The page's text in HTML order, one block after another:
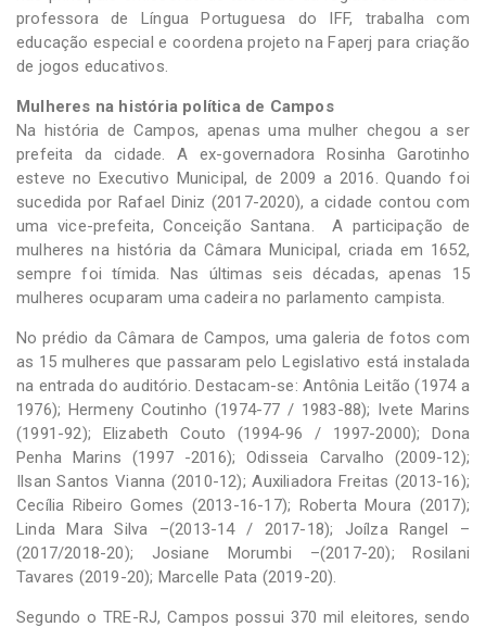
professora de Língua Portuguesa do IFF, trabalha com
educação especial e coordena projeto na Faperj para criação
de jogos educativos.
Mulheres na história política de Campos
Na história de Campos, apenas uma mulher chegou a ser
prefeita da cidade. A ex-governadora Rosinha Garotinho
esteve no Executivo Municipal, de 2009 a 2016. Quando foi
sucedida por Rafael Diniz (2017-2020), a cidade contou com
uma vice-prefeita, Conceição Santana. A participação de
mulheres na história da Câmara Municipal, criada em 1652,
sempre foi tímida. Nas últimas seis décadas, apenas 15
mulheres ocuparam uma cadeira no parlamento campista.
No prédio da Câmara de Campos, uma galeria de fotos com
as 15 mulheres que passaram pelo Legislativo está instalada
na entrada do auditório. Destacam-se: Antônia Leitão (1974 a
1976); Hermeny Coutinho (1974-77 / 1983-88); Ivete Marins
(1991-92); Elizabeth Couto (1994-96 / 1997-2000); Dona
Penha Marins (1997 -2016); Odisseia Carvalho (2009-12);
Ilsan Santos Vianna (2010-12); Auxiliadora Freitas (2013-16);
Cecília Ribeiro Gomes (2013-16-17); Roberta Moura (2017);
Linda Mara Silva –(2013-14 / 2017-18); Joílza Rangel –
(2017/2018-20); Josiane Morumbi –(2017-20); Rosilani
Tavares (2019-20); Marcelle Pata (2019-20).
Segundo o TRE-RJ, Campos possui 370 mil eleitores, sendo